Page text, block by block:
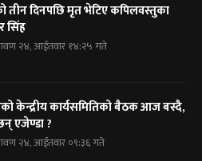
तीन दिनपछि मृत भेटिए कपिलवस्तुका
सिंह
२४, आईतवार १४:२५ गते
केन्द्रीय कार्यसमितिको बैठक आज बस्दै,
एजेण्डा ?
२४, आईतवार ०९:३६ गते